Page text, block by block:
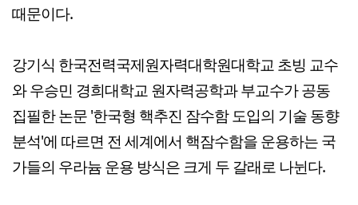
때문이다.
강기식 한국전력국제원자력대학원대학교 초빙 교수
와 우승민 경희대학교 원자력공학과 부교수가 공동
집필한 논문 '한국형 핵추진 잠수함 도입의 기술 동향
분석'에 따르면 전 세계에서 핵잠수함을 운용하는 국
가들의 우라늄 운용 방식은 크게 두 갈래로 나뉜다.